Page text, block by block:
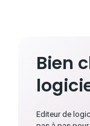
Bien
Editeur de